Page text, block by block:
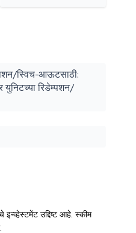
स्विच-आऊटसाठी:
युनिटच्या रिडेम्पशन/
इन्व्हेस्टमेंट उद्दिष्ट आहे. स्कीम